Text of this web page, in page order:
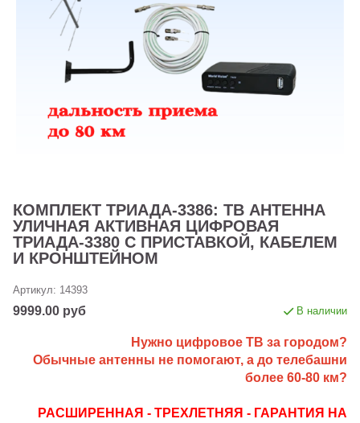
КОМПЛЕКТ ТРИАДА-3386: ТВ АНТЕННА
УЛИЧНАЯ АКТИВНАЯ ЦИФРОВАЯ
ТРИАДА-3380 С ПРИСТАВКОЙ, КАБЕЛЕМ
И КРОНШТЕЙНОМ
Артикул: 14393
9999.00 руб В наличии
Нужно цифровое ТВ за городом?
Обычные антенны не помогают, а до телебашни
более 60-80 км?
РАСШИРЕННАЯ - ТРЕХЛЕТНЯЯ - ГАРАНТИЯ НА